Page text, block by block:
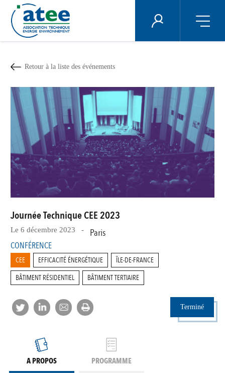
contenu
principal
ÉNERGIE PLUS
Retour à la liste des événements
Journée Technique CEE 2023
Le 6 décembre 2023 - Paris
CONFÉRENCE
CEE EFFICACITÉ ÉNERGÉTIQUE
ÎLE-DE-FRANCE
BÂTIMENT RÉSIDENTIEL
BÂTIMENT TERTIAIRE
Terminé
A PROPOS PROGRAMME
Panneau de gestion des cookies